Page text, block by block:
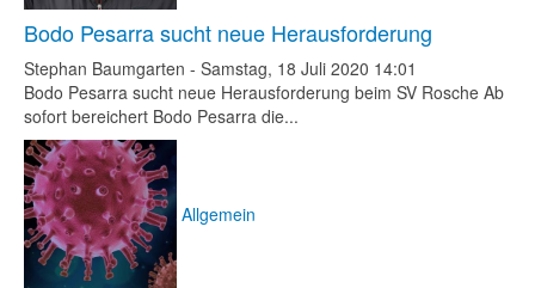
Bodo Pesarra sucht neue Herausforderung
Stephan Baumgarten - Samstag, 18 Juli 2020 14:01
Bodo Pesarra sucht neue Herausforderung beim SV Rosche Ab
sofort bereichert Bodo Pesarra die...
Allgemein